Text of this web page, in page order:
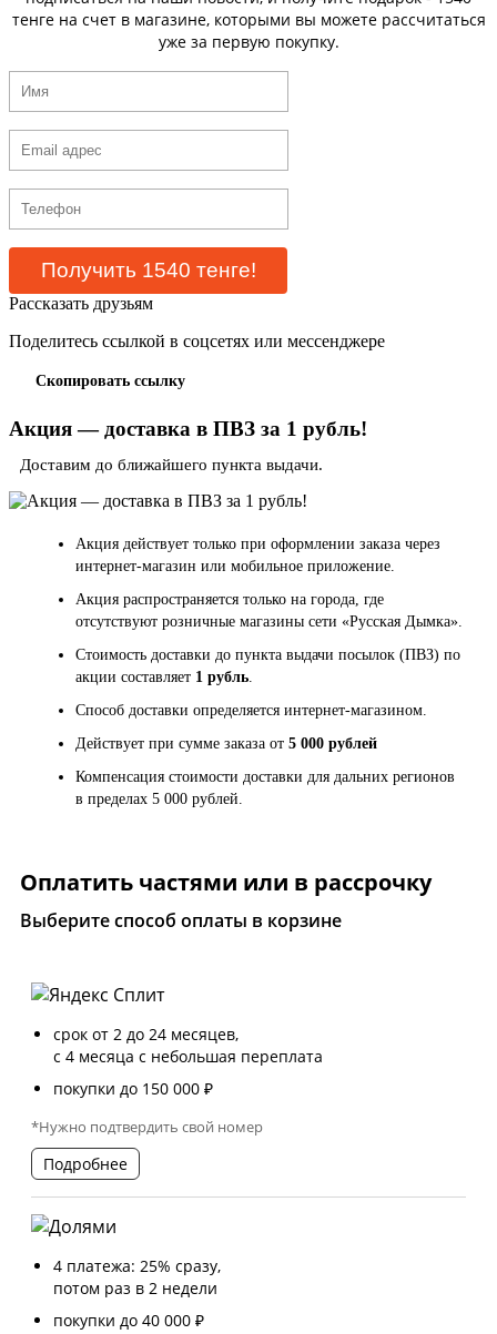
тенге на счет в магазине, которыми вы можете рассчитаться
уже за первую покупку.
Рассказать друзьям
Поделитесь ссылкой в соцсетях или мессенджере
Скопировать ссылку
Акция — доставка в ПВЗ за 1 рубль!
Доставим до ближайшего пункта выдачи.
Акция действует только при оформлении заказа через
интернет-магазин или мобильное приложение.
Акция распространяется только на города, где
отсутствуют розничные магазины сети «Русская Дымка».
Стоимость доставки до пункта выдачи посылок (ПВЗ) по
акции составляет 1 рубль.
Способ доставки определяется интернет-магазином.
Действует при сумме заказа от 5 000 рублей
Компенсация стоимости доставки для дальних регионов
в пределах 5 000 рублей.
Оплатить частями или в рассрочку
Выберите способ оплаты в корзине
срок от 2 до 24 месяцев,
с 4 месяца с небольшая переплата
покупки до 150 000 ₽
*Нужно подтвердить свой номер
Подробнее
4 платежа: 25% сразу,
потом раз в 2 недели
покупки до 40 000 ₽